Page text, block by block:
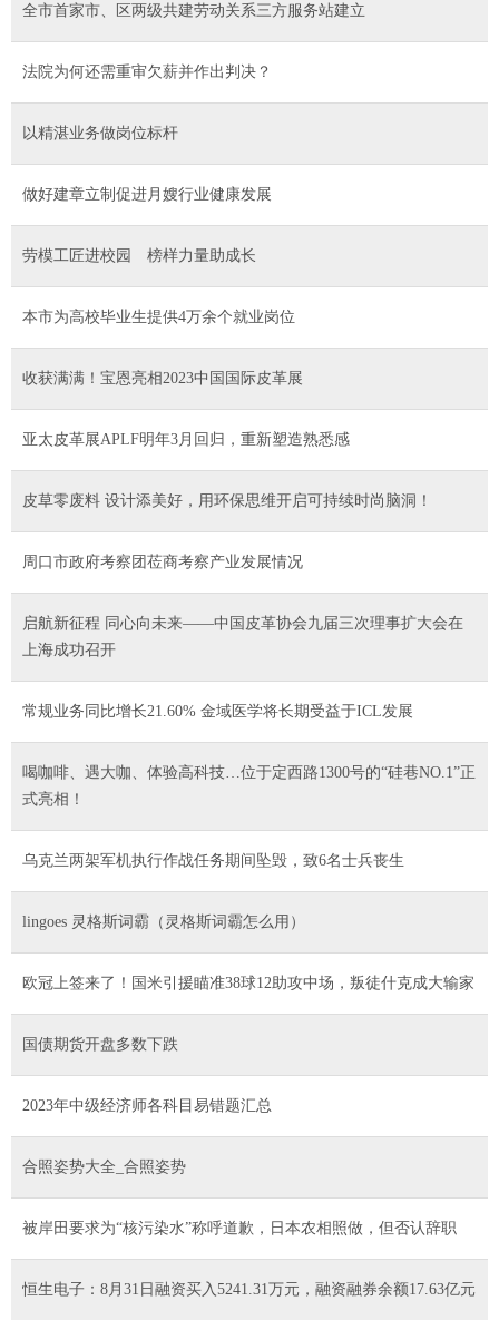
全市首家市、区两级共建劳动关系三方服务站建立
法院为何还需重审欠薪并作出判决？
以精湛业务做岗位标杆
做好建章立制促进月嫂行业健康发展
劳模工匠进校园 榜样力量助成长
本市为高校毕业生提供4万余个就业岗位
收获满满！宝恩亮相2023中国国际皮革展
亚太皮革展APLF明年3月回归，重新塑造熟悉感
皮草零废料 设计添美好，用环保思维开启可持续时尚脑洞！
周口市政府考察团莅商考察产业发展情况
启航新征程 同心向未来——中国皮革协会九届三次理事扩大会在
上海成功召开
常规业务同比增长21.60% 金域医学将长期受益于ICL发展
喝咖啡、遇大咖、体验高科技…位于定西路1300号的“硅巷NO.1”正
式亮相！
乌克兰两架军机执行作战任务期间坠毁，致6名士兵丧生
lingoes 灵格斯词霸（灵格斯词霸怎么用）
欧冠上签来了！国米引援瞄准38球12助攻中场，叛徒什克成大输家
国债期货开盘多数下跌
2023年中级经济师各科目易错题汇总
合照姿势大全_合照姿势
被岸田要求为“核污染水”称呼道歉，日本农相照做，但否认辞职
恒生电子：8月31日融资买入5241.31万元，融资融券余额17.63亿元